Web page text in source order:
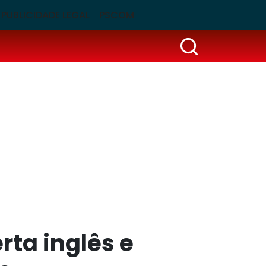
PUBLICIDADE LEGAL PSCOM
inglês e